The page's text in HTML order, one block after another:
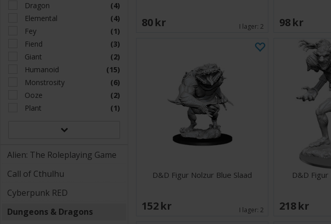
Dragon
(4)
Elemental
(4)
Fey
(1)
Fiend
(3)
Giant
(2)
Humanoid
(15)
Monstrosity
(6)
Ooze
(2)
Plant
(1)
Alien: The Roleplaying Game
Call of Cthulhu
Cyberpunk RED
Dungeons & Dragons
80 SEK I lager: 2 98 SEK
D&D Figur Nolzur Blue Slaad
152 SEK I lager: 2
D&D
218 SEK